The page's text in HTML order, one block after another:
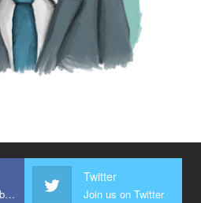
Join us on Facebook
Twitter
Join us on Twitter